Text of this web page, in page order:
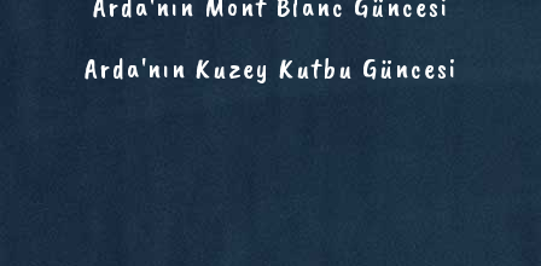
Arda'nın Kuzey Kutbu Güncesi